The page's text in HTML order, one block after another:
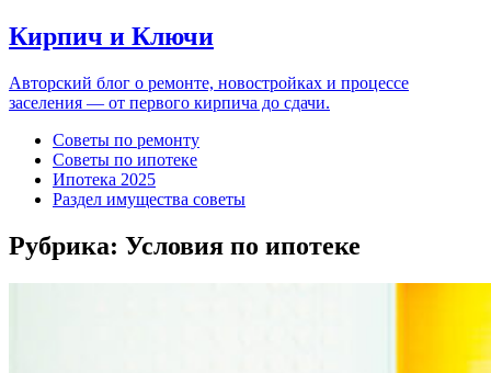
Кирпич и Ключи
Авторский блог о ремонте, новостройках и процессе
заселения — от первого кирпича до сдачи.
Советы по ремонту
Советы по ипотеке
Ипотека 2025
Раздел имущества советы
Рубрика: Условия по ипотеке